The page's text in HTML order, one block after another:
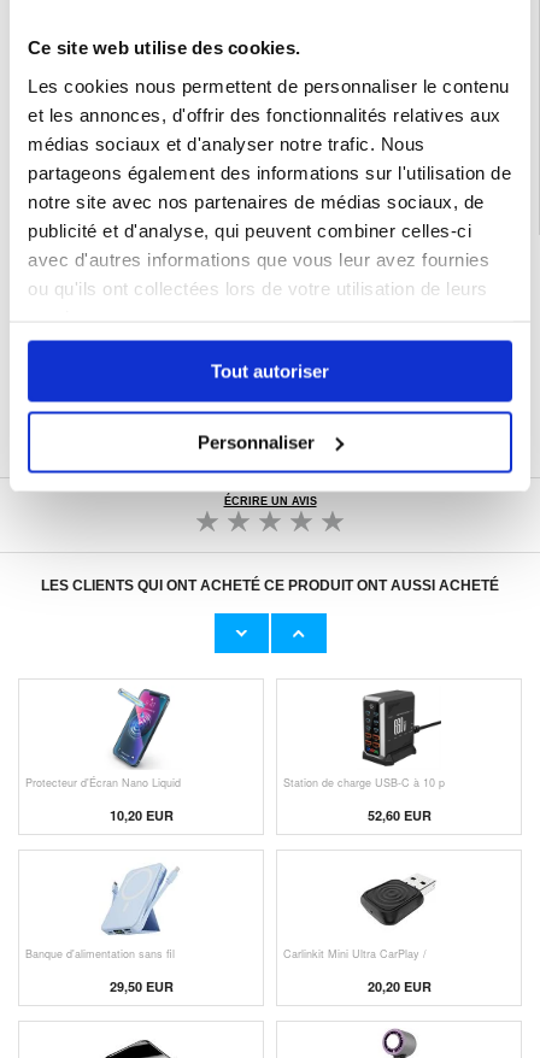
Ce site web utilise des cookies.
Les cookies nous permettent de personnaliser le contenu
et les annonces, d'offrir des fonctionnalités relatives aux
médias sociaux et d'analyser notre trafic. Nous
partageons également des informations sur l'utilisation de
notre site avec nos partenaires de médias sociaux, de
publicité et d'analyse, qui peuvent combiner celles-ci
avec d'autres informations que vous leur avez fournies
ou qu'ils ont collectées lors de votre utilisation de leurs
Tout autoriser
Personnaliser
Emballage:
Euroblister
EAN: 6971824161373
Catégories associées: Accessoires téléphone,Coque & Accessoires Samsung,
Samsung Galaxy S25+ Coque & Accessoires
LIVRAISON RAPIDE
7 % DE RÉDUCTION
CHAT EN DIRECT :
ÉCRIRE UN AVIS
LES CLIENTS QUI ONT ACHETÉ CE PRODUIT ONT AUSSI ACHETÉ
Câble Apple Lightning d'Origin
Protecteur d'Écran Nano Liquid
10,20 EUR
Station de charge USB-C à 10 p
52,60 EUR
Banque d'alimentation sans fil
29,50 EUR
Carlinkit Mini Ultra CarPlay /
20,20 EUR